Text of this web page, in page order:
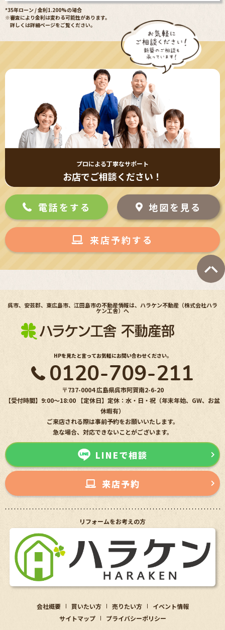
*35年ローン / 金利1.200%の場合
※審査により金利は変わる可能性があります。
詳しくは詳細ページをご覧ください。
プロによる丁寧なサポート
お店でご相談ください！
地図を見る
電話をする
来店予約する
呉市、安芸郡、東広島市、江田島市の不動産情報は、ハラケン不動産（株式会社ハラ
ケン工舎）へ
HPを見たと言ってお気軽にお問い合わせください。
0120-709-211
〒737-0004 広島県呉市阿賀南2-6-20
【受付時間】9:00〜18:00 【定休日】定休：水・日・祝（年末年始、GW、お盆
休暇有）
ご来店される際は事前予約をお願いいたします。
急な場合、対応できないことがございます。
LINEで相談
来店予約
リフォームをお考えの方
会社概要 買いたい方 売りたい方
イベント情報
サイトマップ
プライバシーポリシー